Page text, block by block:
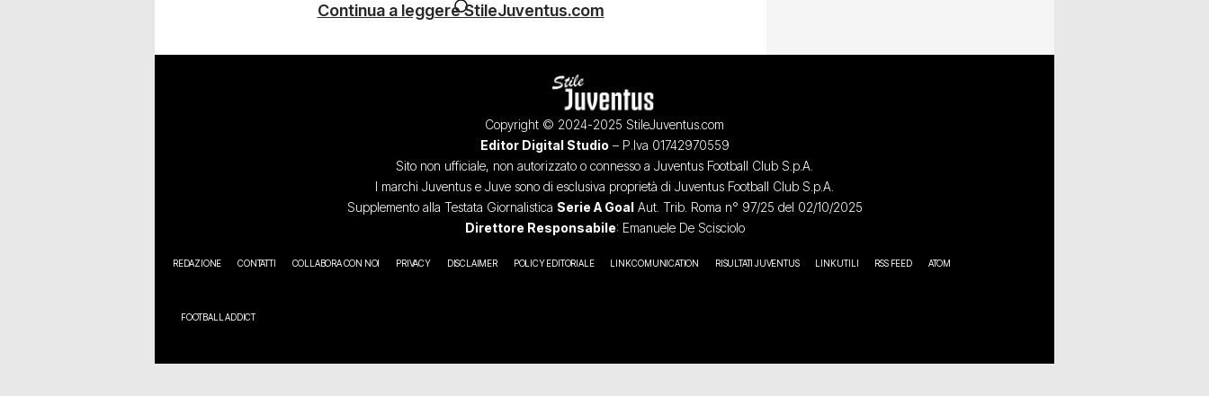
Continua a leggere StileJuventus.com
Copyright © 2024-2025 StileJuventus.com
Editor Digital Studio – P.Iva 01742970559
Sito non ufficiale, non autorizzato o connesso a Juventus Football Club S.p.A.
I marchi Juventus e Juve sono di esclusiva proprietà di Juventus Football Club S.p.A.
Supplemento alla Testata Giornalistica Serie A GoalAut. Trib. Roma n° 97/25 del 02/10/2025
Direttore Responsabile: Emanuele De Scisciolo
REDAZIONE CONTATTI COLLABORA CON NOI PRIVACY DISCLAIMER POLICY EDITORIALE LINK COMUNICATION RISULTATI JUVENTUS LINK UTILI RSS FEED ATOM
FOOTBALL ADDICT